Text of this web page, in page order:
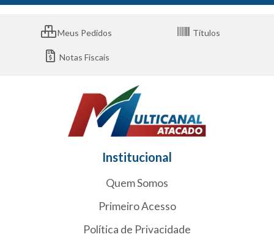
Meus Pedidos Títulos
Notas Fiscais
Institucional
Quem Somos
Primeiro Acesso
Política de Privacidade